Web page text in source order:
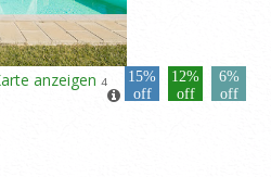
anzeigen 4
15%
off
12%
off
6%
off